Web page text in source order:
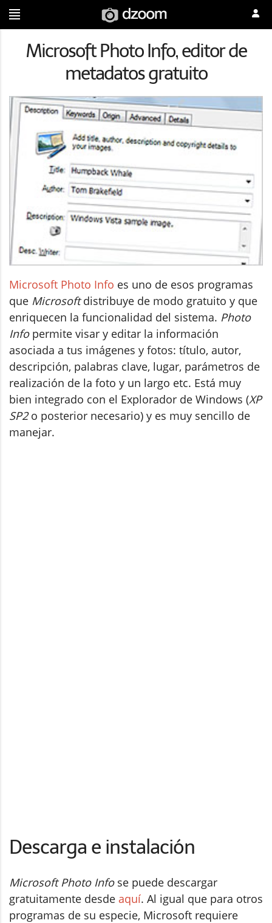
Microsoft Photo Info, editor de
metadatos gratuito
Microsoft Photo Info es uno de esos programas
que Microsoftdistribuye de modo gratuito y que
enriquecen la funcionalidad del sistema. Photo
Infopermite visar y editar la información
asociada a tus imágenes y fotos: título, autor,
descripción, palabras clave, lugar, parámetros de
realización de la foto y un largo etc. Está muy
bien integrado con el Explorador de Windows (XP
SP2o posterior necesario) y es muy sencillo de
manejar.
Descarga e instalación
Microsoft Photo Infose puede descargar
gratuitamente desde aquí. Al igual que para otros
programas de su especie, Microsoft requiere